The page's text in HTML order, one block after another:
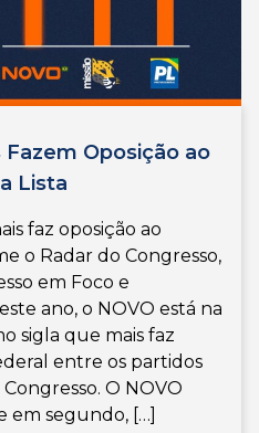
Oposição ao
Lista
faz oposição ao
o Radar do Congresso,
em Foco e
ano, o NOVO está na
sigla que mais faz
entre os partidos
O NOVO
em segundo, […]